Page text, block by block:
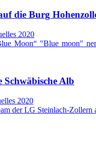
die Burg
2020
Moon“ "Blue moon"
Alb
2020
der LG Steinlach-